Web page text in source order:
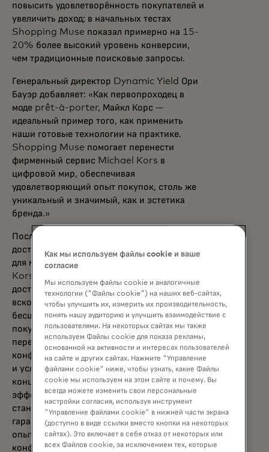
повысить удовлетворённость покупателей и
увеличить доход; в начальных тестах
Shopping Muse показал примерно на 15-
20% более высокий уровень конверсии,
чем традиционные поисковые запросы.
Генеральный директор Dynamic Yield Ори
Бауэр добавляет: «Как первопроходец в
моде prêt-à-porter, Майкл Корс —
идеальный пример того, как применить
наши готовые технологии на практике.
Shopping Muse помогает перенести
фирменный сервис Michael Kors в
цифровой мир, обеспечивая
удовлетворяющий опыт покупок, столь же
уникальный и значимый, как и эстетика
бренда.»
После запуска в конце 2023 года ранний
доступ к Shopping Muse был расширен
для модных ритейлеров, включая Michael
Kors. Shopping Muse теперь также
доступна для мебельных ритейлеров, что
вскоре делает покупки более умными и
бесшовными для расширяющегося круга
покупателей. Mastercard внедряет
передовые в своем классе меры защиты
конфиденциальности во все свои продукты
и услуги, придерживаясь надёжной
концепции Privacy by Design и применяя
эффективные и ответственные принципы и
стандарты ИИ. Эта приверженность
гарантирует, что Shopping Muse улучшает
опыт покупок с самым высоким уровнем
конфиденциальности и безопасности для
Как мы используем файлы cookie и ваше
согласие
Мы используем файлы cookie и аналогичные
технологии ("Файлы cookie") на наших веб-сайтах,
чтобы улучшить их, измерить их производительность,
понять нашу аудиторию и улучшить взаимодействие с
пользователями. На некоторых сайтах мы также
используем Файлы cookie для показа рекламы,
основанной на активности и интересах пользователей
на сайте и других сайтах. Нажмите "Управление
файлами cookie" ниже, чтобы узнать, какие Файлы
cookie мы используем на этом сайте и почему. Вы
всегда можете изменить свои персональные
настройки согласия, используя инструмент
"Управление файлами cookie" в нижней части экрана
(доступно в виде ссылки вместо кнопки на некоторых
сайтах). Это включает в себя отказ от некоторых или
всех Файлов cookie, за исключением тех, которые